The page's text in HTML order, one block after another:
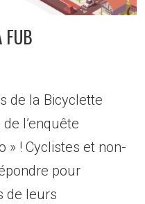
FUB
de la Bicyclette
l’enquête
» ! Cyclistes et non-
pour
de leurs